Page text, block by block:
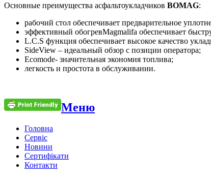
Основные преимущества асфальтоукладчиков BOMAG:
рабочий стол обеспечивает предварительное
эффективный обогревMagmalifa обеспечивает
L.C.S функция обеспечивает высокое качество
SideView – идеальный обзор с позиции оператора;
Еcomode- значительная экономия топлива;
легкость и простота в обслуживании.
Меню
Головна
Сервіс
Новини
Сертифікати
Контакти